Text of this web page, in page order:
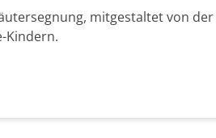
mitgestaltet von
Kindern.